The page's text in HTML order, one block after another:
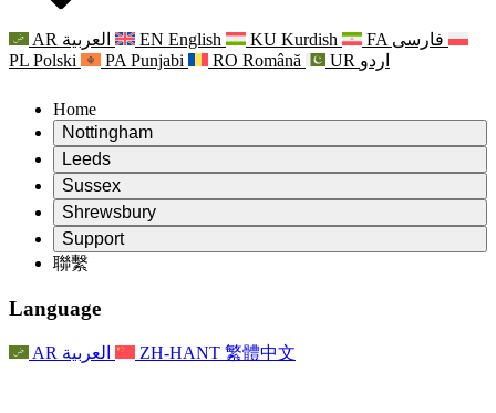
AR العربية EN English KU Kurdish FA فارسی
PL Polski PA Punjabi RO Română UR اردو
Home
Nottingham
Review
評審主席
獨立審核小組
職權範圍
獨立審查最終報告
常見問題
For Families
最新消息
Leeds
Review
評審主席
獨立審核小組
職權範圍
聯繫
家庭心理支持
家庭更新
事件
Sussex
Review
評審主席
獨立審核小組
職權範圍
聯繫
For Families
家庭心理支持
家庭更新
Shrewsbury
Review
產科複查的職權範圍
Reports
獨立審查的最終報告
獨立審查報告的首次報告
For Families
Support
Leeds
Nottingham
家庭心理支援服務
心理健康危機支援
聯繫
Language
AR العربية ZH-HANT 繁體中文